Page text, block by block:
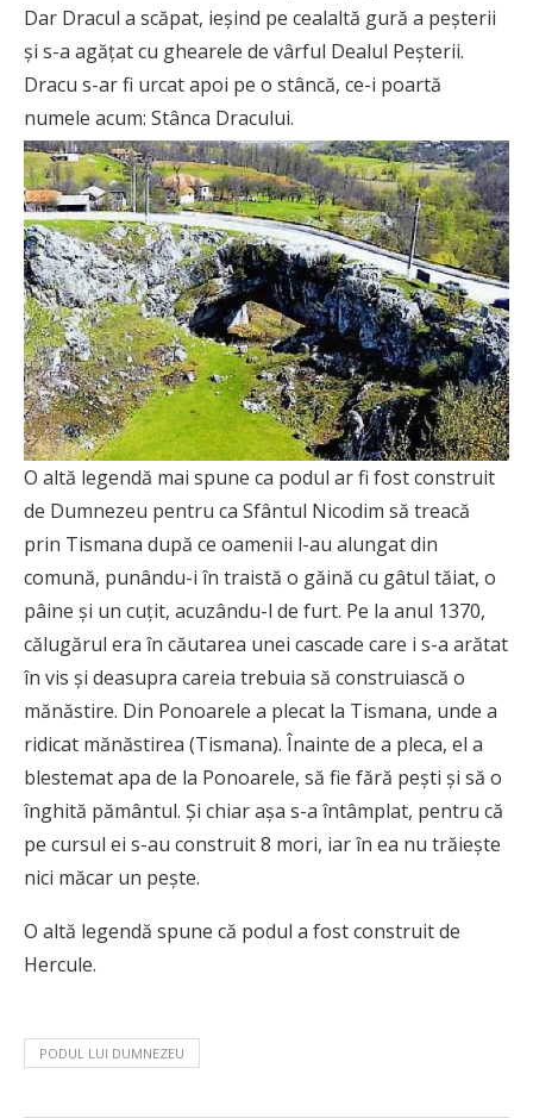
Dar Dracul a scăpat, ieșind pe cealaltă gură a peșterii
și s-a agățat cu ghearele de vârful Dealul Peșterii.
Dracu s-ar fi urcat apoi pe o stâncă, ce-i poartă
numele acum: Stânca Dracului.
O altă legendă mai spune ca podul ar fi fost construit
de Dumnezeu pentru ca Sfântul Nicodim să treacă
prin Tismana după ce oamenii l-au alungat din
comună, punându-i în traistă o găină cu gâtul tăiat, o
pâine și un cuțit, acuzându-l de furt. Pe la anul 1370,
călugărul era în căutarea unei cascade care i s-a arătat
în vis și deasupra careia trebuia să construiască o
mănăstire. Din Ponoarele a plecat la Tismana, unde a
ridicat mănăstirea (Tismana). Înainte de a pleca, el a
blestemat apa de la Ponoarele, să fie fără pești și să o
înghită pământul. Și chiar așa s-a întâmplat, pentru că
pe cursul ei s-au construit 8 mori, iar în ea nu trăiește
nici măcar un pește.
O altă legendă spune că podul a fost construit de
Hercule.
PODUL LUI DUMNEZEU